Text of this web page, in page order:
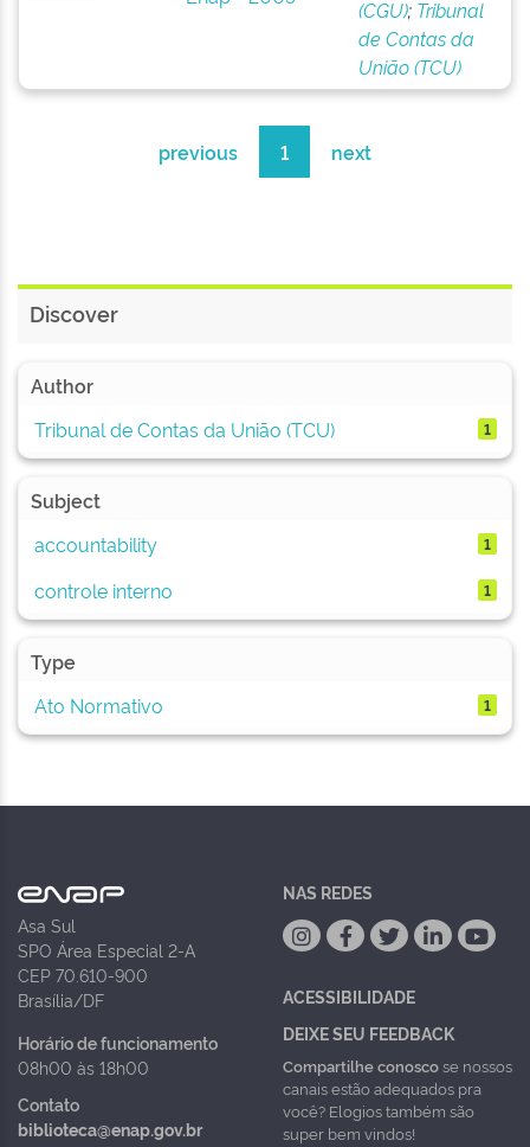
(CGU); Tribunal
de Contas da
União (TCU)
previous 1 next
Discover
Author
Tribunal de Contas da União (TCU)
1
Subject
accountability
1
controle interno 1
Type
Ato Normativo
1
Asa Sul
SPO Área Especial 2-A
CEP 70.610-900
Brasília/DF
Horário de funcionamento
08h00 às 18h00
Contato
biblioteca@enap.gov.br
NAS REDES
ACESSIBILIDADE
DEIXE SEU FEEDBACK
Compartilhe conoscose nossos
canais estão adequados pra
você? Elogios também são
super bem vindos!